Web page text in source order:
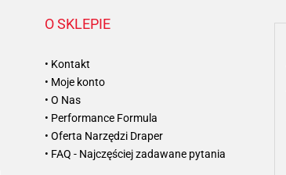
O SKLEPIE
• Kontakt
• Moje konto
• O Nas
• Performance Formula
• Oferta Narzędzi Draper
• FAQ - Najczęściej zadawane pytania